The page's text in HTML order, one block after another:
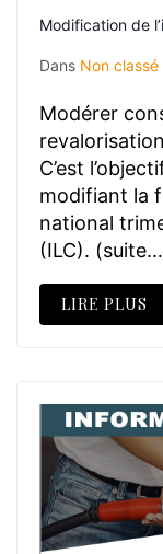
Modification de
Dans Non classé
Modérer
C’est
modifiant la
national
(ILC).
LIRE PLUS